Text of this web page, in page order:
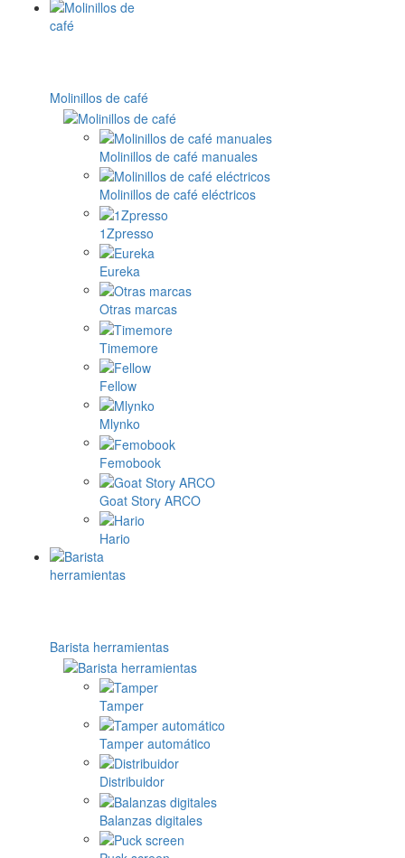
Molinillos de café
Molinillos de café manuales
Molinillos de café eléctricos
1Zpresso
Eureka
Otras marcas
Timemore
Fellow
Mlynko
Femobook
Goat Story ARCO
Hario
Barista herramientas
Tamper
Tamper automático
Distribuidor
Balanzas digitales